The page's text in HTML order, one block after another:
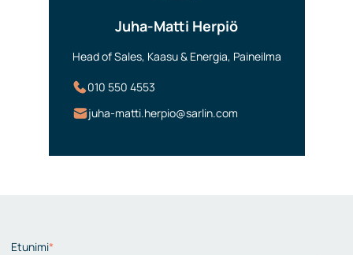
Juha-Matti Herpiö
Head of Sales, Kaasu & Energia, Paineilma
010 550 4553
juha-matti.herpio@sarlin.com
Etunimi*